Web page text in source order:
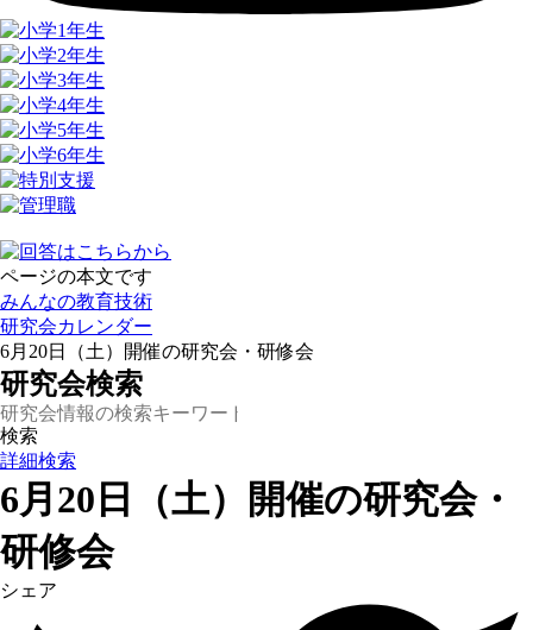
ページの本文です
みんなの教育技術
研究会カレンダー
6月20日（土）開催の研究会・研修会
研究会検索
詳細検索
6月20日（土）開催の研究会・
研修会
シェア